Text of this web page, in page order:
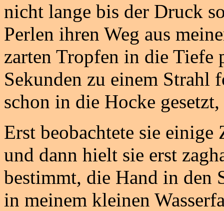
nicht lange bis der Druck
Perlen ihren Weg aus
zarten Tropfen in die Tiefe
Sekunden zu einem Strahl
schon in die Hocke
Erst beobachtete sie einige
und dann hielt sie erst
bestimmt, die Hand in den
in meinem kleinen